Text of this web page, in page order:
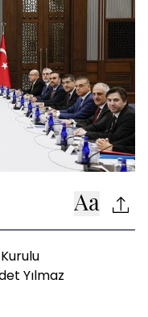
Yılmaz